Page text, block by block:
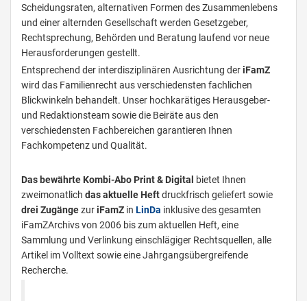
Scheidungsraten, alternativen Formen des Zusammenlebens
und einer alternden Gesellschaft werden Gesetzgeber,
Rechtsprechung, Behörden und Beratung laufend vor neue
Herausforderungen gestellt.
Entsprechend der interdisziplinären Ausrichtung deriFamZ
wird das Familienrecht aus verschiedensten fachlichen
Blickwinkeln behandelt. Unser hochkarätiges Herausgeber-
und Redaktionsteam sowie die Beiräte aus den
verschiedensten Fachbereichen garantieren Ihnen
Fachkompetenz und Qualität.
Das bewährte Kombi-Abo Print & Digital bietet Ihnen
zweimonatlich dasaktuelle Heftdruckfrisch geliefert sowie
drei ZugängezuriFamZ in LinDa inklusive des gesamten
iFamZ­Archivsvon 2006 bis zum aktuellen Heft, eine
Sammlung und Verlinkung einschlägiger Rechtsquellen, alle
Artikel im Volltext sowie eine Jahrgangsübergreifende
Recherche.